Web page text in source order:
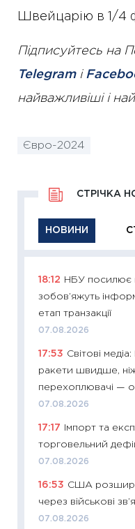
Швейцарію в 1/4
Підписуйтесь на
Telegramі
найважливіші і
Євро-2024
НОВИНИ
СТРІЧКА
18:12
НБУ посилює
зобов’яжуть
етап транзакції
07.08.2026
17:53 Світові
ракети швидше,
перехоплювачі —
07.08.2026
17:17
Імпорт та
торговельний
07.08.2026
16:53 США
через військові
07.08.2026